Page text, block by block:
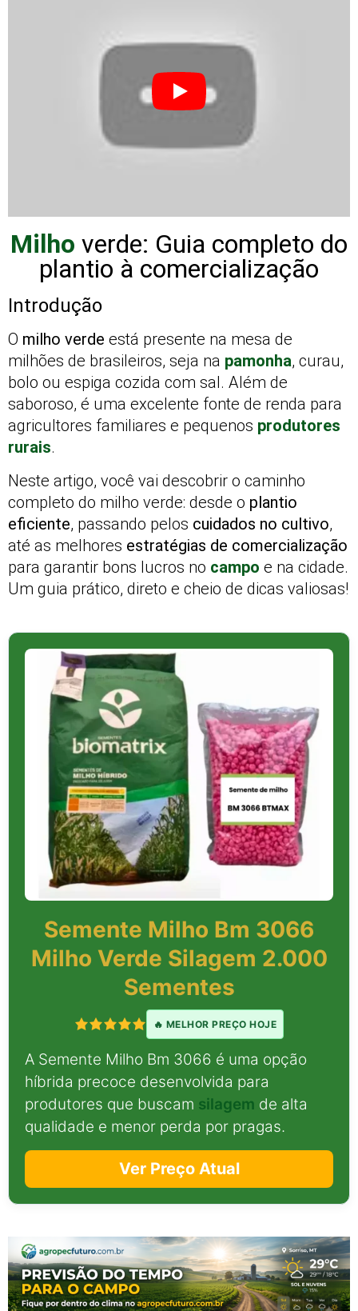
Milho verde: Guia completo do
plantio à comercialização
Introdução
O milho verde está presente na mesa de
milhões de brasileiros, seja na pamonha, curau,
bolo ou espiga cozida com sal. Além de
saboroso, é uma excelente fonte de renda para
agricultores familiares e pequenos produtores
rurais.
Neste artigo, você vai descobrir o caminho
completo do milho verde: desde o plantio
eficiente, passando pelos cuidados no cultivo,
até as melhores estratégias de comercialização
para garantir bons lucros no campo e na cidade.
Um guia prático, direto e cheio de dicas valiosas!
Semente Milho Bm 3066
Milho Verde Silagem 2.000
Sementes
🔥 MELHOR PREÇO HOJE
A Semente Milho Bm 3066 é uma opção
híbrida precoce desenvolvida para
produtores que buscam silagem de alta
qualidade e menor perda por pragas.
Ver Preço Atual